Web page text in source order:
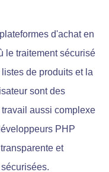
d'achat en
le traitement sécurisé
de produits et la
sont des
aussi complexe
PHP
et